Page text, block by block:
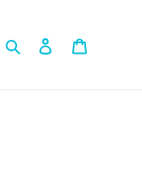
ಹುಡುಕಿ Kannada
ಲಾಗ್ ಇನ್ ಮಾಡಿ